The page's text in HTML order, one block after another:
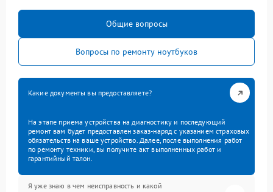
Общие вопросы
Вопросы по ремонту ноутбуков
Какие документы вы предоставляете?
На этапе приема устройства на диагностику и последующий
ремонт вам будет предоставлен заказ-наряд с указанием страховых
обязательств на ваше устройство. Далее, после выполнения работ
по ремонту техники, вы получите акт выполненных работ и
гарантийный талон.
Я уже знаю в чем неисправность и какой